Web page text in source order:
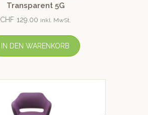
Transparent 5G
CHF 129.00 inkl. MwSt.
IN DEN WARENKORB